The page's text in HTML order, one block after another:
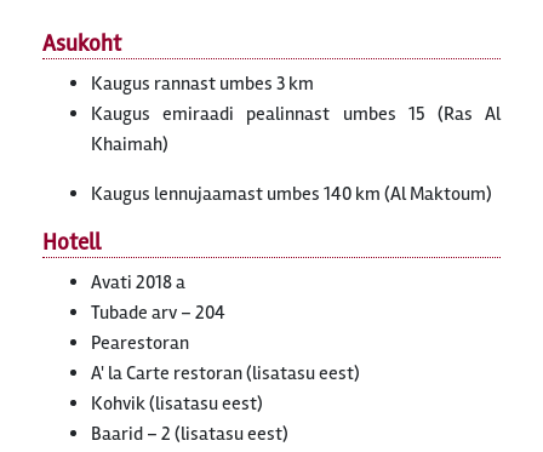
Asukoht
Kaugus rannast umbes 3 km
Kaugus emiraadi pealinnast umbes 15 (Ras Al
Khaimah)
Kaugus lennujaamast umbes 140 km (Al Maktoum)
Hotell
Avati 2018 a
Tubade arv – 204
Pearestoran
A' la Carte restoran (lisatasu eest)
Kohvik (lisatasu eest)
Baarid – 2 (lisatasu eest)